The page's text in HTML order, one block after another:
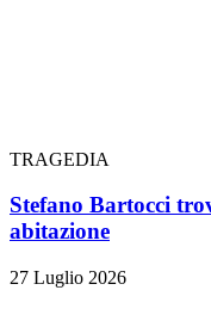
TRAGEDIA
Stefano Bartocci
abitazione
27 Luglio 2026